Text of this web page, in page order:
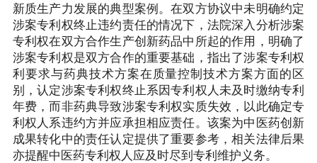
新质生产力发展的典型案例。在双方协议中未明确约定
涉案专利权终止违约责任的情况下，法院深入分析涉案
专利权在双方合作生产创新药品中所起的作用，明确了
涉案专利权是双方合作的重要基础，指出了涉案专利权
利要求与药典技术方案在质量控制技术方案方面的区
别，认定涉案专利权终止系因专利权人未及时缴纳专利
年费，而非药典导致涉案专利权实质失效，以此确定专
利权人系违约方并应承担相应责任。该案为中医药创新
成果转化中的责任认定提供了重要参考，相关法律后果
亦提醒中医药专利权人应及时尽到专利维护义务。